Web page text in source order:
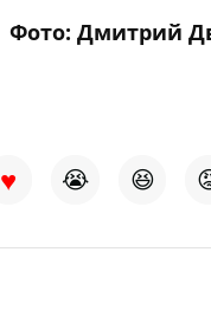
Фото: Дмитрий
♥ 😭 😆